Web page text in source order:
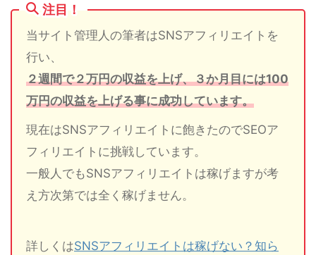
注目！
当サイト管理人の筆者はSNSアフィリエイトを
行い、
２週間で２万円の収益を上げ、３か月目には100
万円の収益を上げる事に成功しています。
現在はSNSアフィリエイトに飽きたのでSEOア
フィリエイトに挑戦しています。
一般人でもSNSアフィリエイトは稼げますが考
え方次第では全く稼げません。
詳しくはSNSアフィリエイトは稼げない？知ら